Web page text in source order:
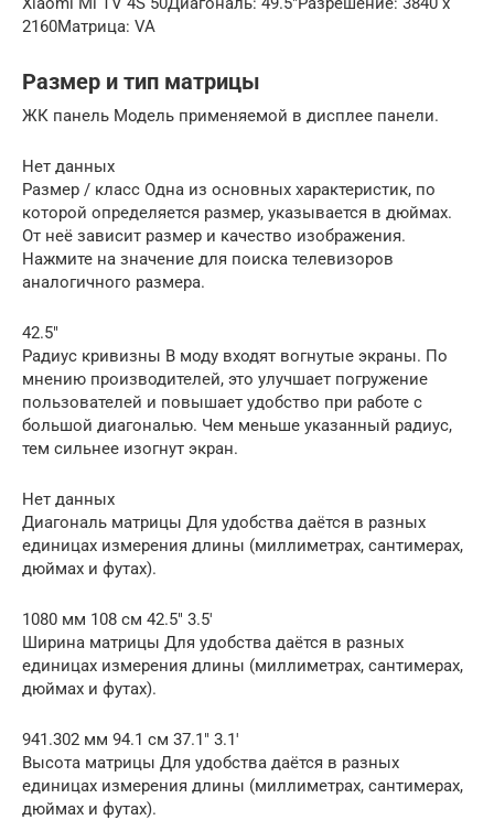
2160Матрица: VA
Размер и тип матрицы
ЖК панель Модель применяемой в дисплее панели.
Нет данных
Размер / класс Одна из основных характеристик, по
которой определяется размер, указывается в дюймах.
От неё зависит размер и качество изображения.
Нажмите на значение для поиска телевизоров
аналогичного размера.
42.5″
Радиус кривизны В моду входят вогнутые экраны. По
мнению производителей, это улучшает погружение
пользователей и повышает удобство при работе с
большой диагональю. Чем меньше указанный радиус,
тем сильнее изогнут экран.
Нет данных
Диагональ матрицы Для удобства даётся в разных
единицах измерения длины (миллиметрах, сантимерах,
дюймах и футах).
1080 мм 108 см 42.5″ 3.5′
Ширина матрицы Для удобства даётся в разных
единицах измерения длины (миллиметрах, сантимерах,
дюймах и футах).
941.302 мм 94.1 см 37.1″ 3.1′
Высота матрицы Для удобства даётся в разных
единицах измерения длины (миллиметрах, сантимерах,
дюймах и футах).